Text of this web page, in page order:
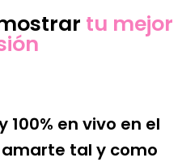
tu mejor
100% en vivo en el
tal y como